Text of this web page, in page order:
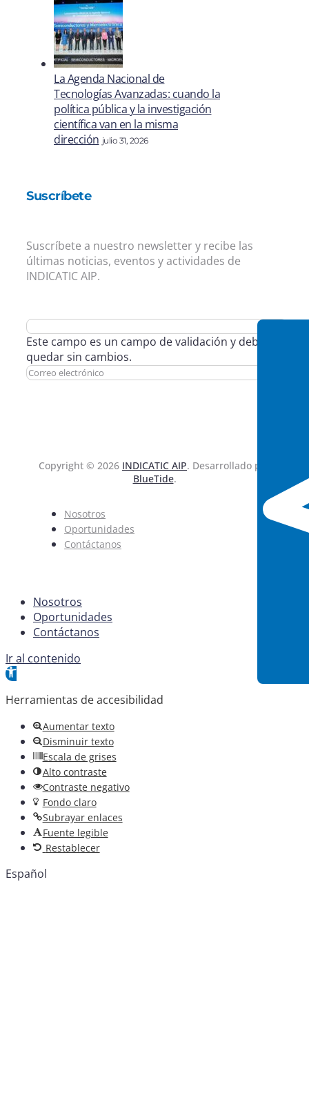
La Agenda Nacional de
Tecnologías Avanzadas: cuando la
política pública y la investigación
científica van en la misma
dirección julio 31, 2026
Suscríbete
Suscríbete a nuestro newsletter y recibe las
últimas noticias, eventos y actividades de
INDICATIC AIP.
Este campo es un campo de validación y debe
quedar sin cambios.
Copyright © 2026 INDICATIC AIP. Desarrollado por
BlueTide.
Nosotros
Oportunidades
Contáctanos
Nosotros
Oportunidades
Contáctanos
Ir al contenido
Abrir barra de herramientas
Herramientas de accesibilidad
Aumentar texto
Disminuir texto
Escala de grises
Alto contraste
Contraste negativo
Fondo claro
Subrayar enlaces
Fuente legible
Restablecer
Español